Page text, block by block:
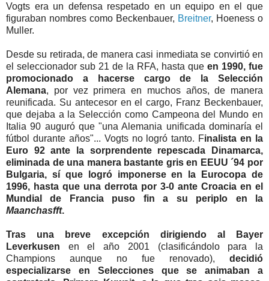
Vogts era un defensa respetado en un equipo en el que
figuraban nombres como Beckenbauer, Breitner, Hoeness o
Muller.
Desde su retirada, de manera casi inmediata se convirtió en
el seleccionador sub 21 de la RFA, hasta que en 1990, fue
promocionado a hacerse cargo de la Selección
Alemana, por vez primera en muchos años, de manera
reunificada. Su antecesor en el cargo, Franz Beckenbauer,
que dejaba a la Selección como Campeona del Mundo en
Italia 90 auguró que "una Alemania unificada dominaría el
fútbol durante años"... Vogts no logró tanto. Finalista en la
Euro 92 ante la sorprendente repescada Dinamarca,
eliminada de una manera bastante gris en EEUU ´94 por
Bulgaria, sí que logró imponerse en la Eurocopa de
1996, hasta que una derrota por 3-0 ante Croacia en el
Mundial de Francia puso fin a su periplo en la
Maanchasfft.
Tras una breve excepción dirigiendo al Bayer
Leverkusen en el año 2001 (clasificándolo para la
Champions aunque no fue renovado), decidió
especializarse en Selecciones que se animaban a